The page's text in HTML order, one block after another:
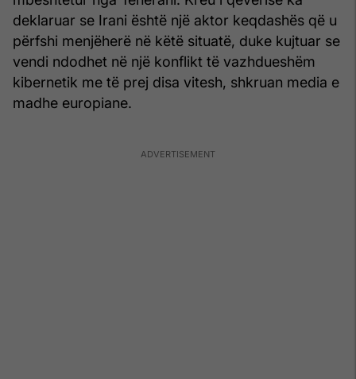
deklaruar se Irani është një aktor keqdashës që u
përfshi menjëherë në këtë situatë, duke kujtuar se
vendi ndodhet në një konflikt të vazhdueshëm
kibernetik me të prej disa vitesh, shkruan media e
madhe europiane.